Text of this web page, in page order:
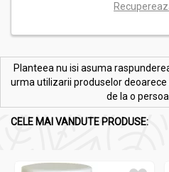
Planteea nu isi asuma
urma utilizarii produselor
de la o
CELE MAI VANDUTE PRODUSE: